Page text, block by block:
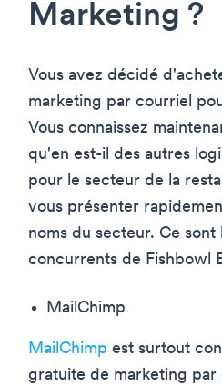
Marketing ?
Vous avez décidé
marketing par courriel
Vous connaissez
qu'en est-il des autres
pour le secteur de la
vous présenter
noms du secteur. Ce sont
concurrents de Fishbowl
MailChimp
MailChimp est surtout
gratuite de marketing par